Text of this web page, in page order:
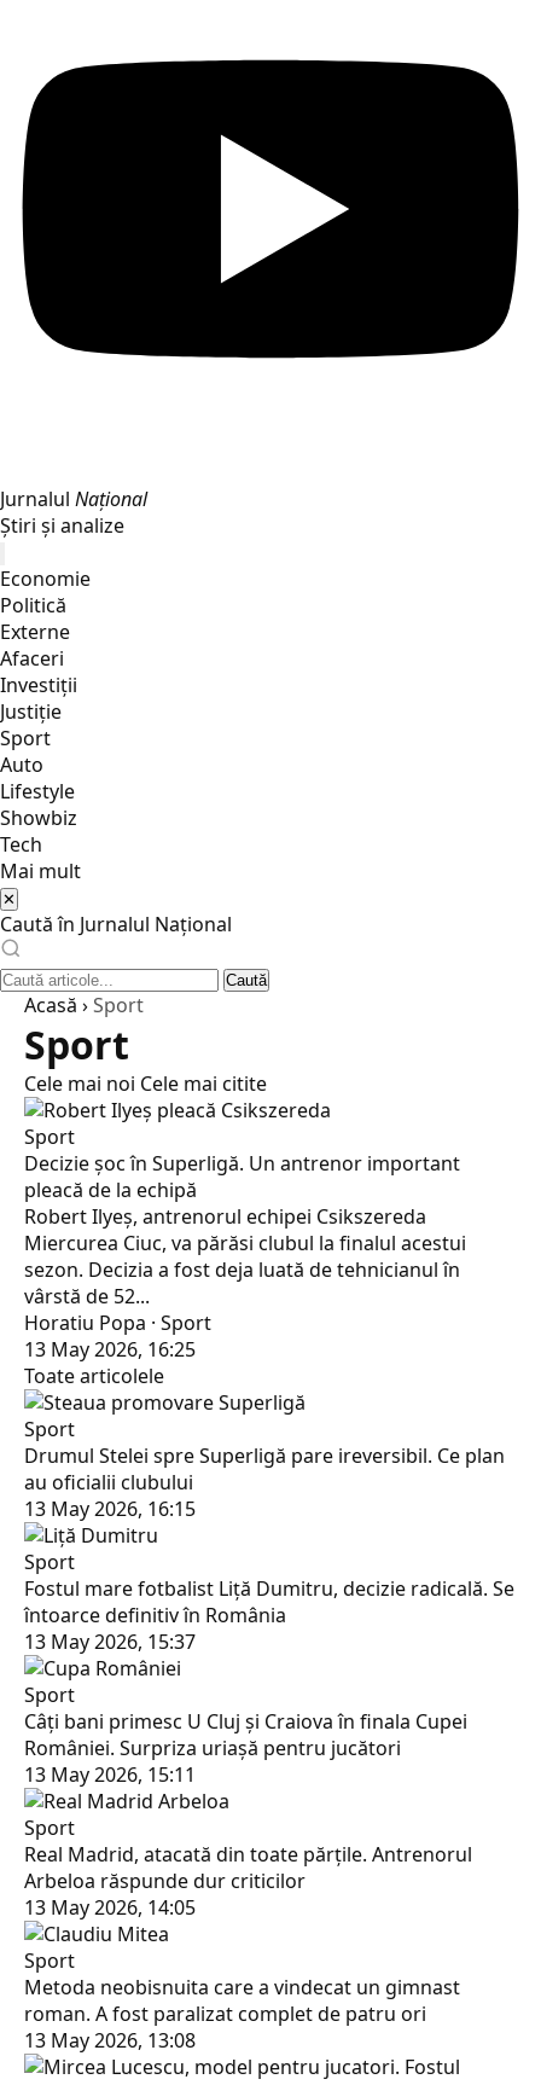
Jurnalul Național
Știri și analize
Economie
Politică
Externe
Afaceri
Investiții
Justiţie
Sport
Auto
Lifestyle
Showbiz
Tech
Mai mult
✕
Caută în Jurnalul Național
Caută
Acasă ›Sport
Sport
Cele mai noi Cele mai citite
Sport
Decizie șoc în Superligă. Un antrenor important
pleacă de la echipă
Robert Ilyeș, antrenorul echipei Csikszereda
Miercurea Ciuc, va părăsi clubul la finalul acestui
sezon. Decizia a fost deja luată de tehnicianul în
vârstă de 52...
Horatiu Popa · Sport
13 May 2026, 16:25
Toate articolele
Sport
Drumul Stelei spre Superligă pare ireversibil. Ce plan
au oficialii clubului
13 May 2026, 16:15
Sport
Fostul mare fotbalist Liță Dumitru, decizie radicală. Se
întoarce definitiv în România
13 May 2026, 15:37
Sport
Câți bani primesc U Cluj și Craiova în finala Cupei
României. Surpriza uriașă pentru jucători
13 May 2026, 15:11
Sport
Real Madrid, atacată din toate părțile. Antrenorul
Arbeloa răspunde dur criticilor
13 May 2026, 14:05
Sport
Metoda neobisnuita care a vindecat un gimnast
roman. A fost paralizat complet de patru ori
13 May 2026, 13:08